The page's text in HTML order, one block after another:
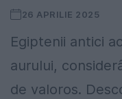
26 APRILIE 2025
Egiptenii antici
aurului,
de valoros.